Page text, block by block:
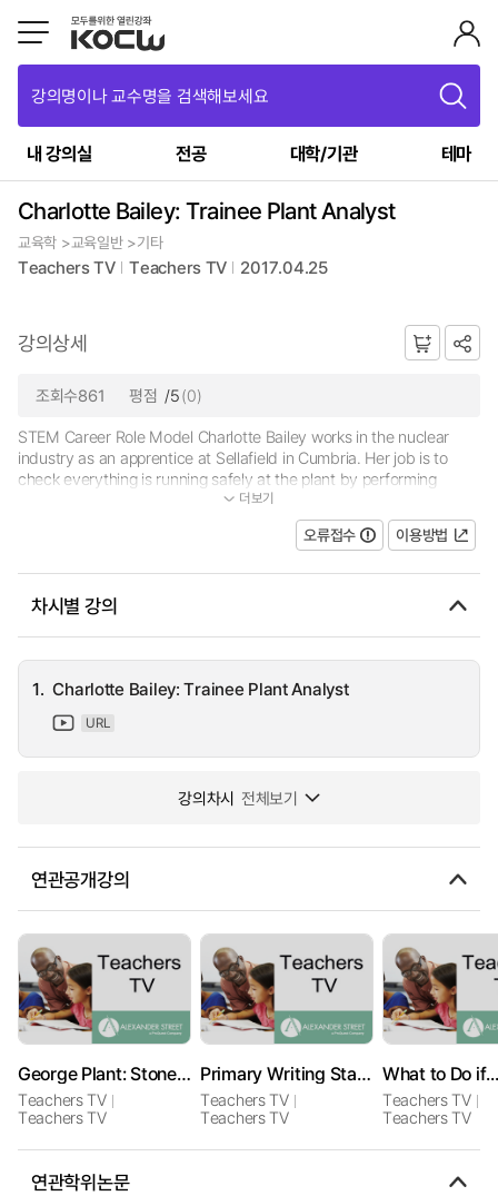
강의명이나 교수명을 검색해보세요
내 강의실 전공 대학/기관 테마
Charlotte Bailey: Trainee Plant Analyst
교육학 >교육일반 >기타
Teachers TV Teachers TV 2017.04.25
강의상세
조회수861 평점 /5(0)
STEM Career Role Model Charlotte Bailey works in the nuclear
industry as an apprentice at Sellafield in Cumbria. Her job is to
check everything is running safely at the plant by performing
chemical analysis of samples taken from around the site. Charlot...
더보기
오류접수 이용방법
차시별 강의
1. Charlotte Bailey: Trainee Plant Analyst
URL
강의차시 전체보기
연관공개강의
George Plant: Stonemasonry
Teachers TV
Teachers TV
Primary Writing Starters: Charlotte's Web
Teachers TV
Teachers TV
Teachers TV
Teachers TV
연관학위논문